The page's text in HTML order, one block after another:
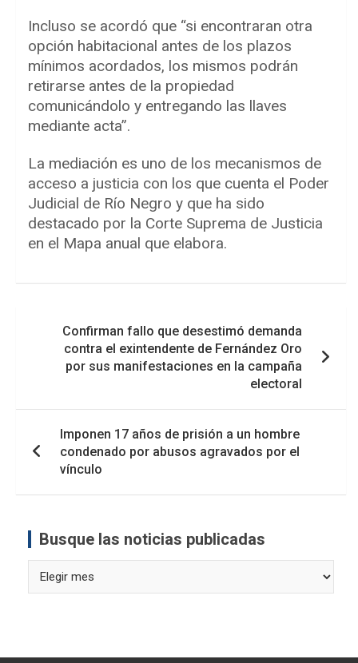
Incluso se acordó que “si encontraran otra
opción habitacional antes de los plazos
mínimos acordados, los mismos podrán
retirarse antes de la propiedad
comunicándolo y entregando las llaves
mediante acta”.
La mediación es uno de los mecanismos de
acceso a justicia con los que cuenta el Poder
Judicial de Río Negro y que ha sido
destacado por la Corte Suprema de Justicia
en el Mapa anual que elabora.
entradas
Confirman fallo que desestimó demanda
contra el exintendente de Fernández Oro
por sus manifestaciones en la campaña
electoral
Imponen 17 años de prisión a un hombre
condenado por abusos agravados por el
vínculo
Busque las noticias publicadas
las